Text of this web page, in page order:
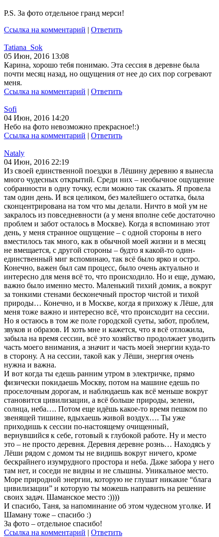
P.S. За фото отдельное гранд мерси!
Ссылка на комментарий | Ответить
Tatiana_Sok
05 Июн, 2016 13:08
Карина, хорошо тебя понимаю. Эта сессия в деревне была
почти месяц назад, но ощущения от нее до сих пор согревают
меня.
Ссылка на комментарий | Ответить
Sofi
04 Июн, 2016 14:20
Небо на фото невозможно прекрасное!:)
Ссылка на комментарий | Ответить
Nataly
04 Июн, 2016 22:19
Из своей единственной поездки в Лёшину деревню я вынесла
много чудесных открытий. Среди них – необычное ощущение
собранности в одну точку, если можно так сказать. Я провела
там один день. И вся целиком, без малейшего остатка, была
сконцентрирована на том что мы делали. Ничто в мой ум не
закралось из повседневности (а у меня вполне себе достаточно
проблем и забот осталось в Москве). Когда я вспоминаю этот
день, у меня странное ощущение – с одной стороны в него
вместилось так много, как в обычной моей жизни и в месяц
не вмещается, с другой стороны – будто я какой-то один-
единственный миг вспоминаю, так всё было ярко и остро.
Конечно, важен был сам процесс, было очень актуально и
интересно для меня всё то, что происходило. Но и еще, думаю,
важно было именно место. Маленький тихий домик, а вокруг
за тонкими стенами бесконечный простор чистой и тихой
природы… Конечно, и в Москве, когда я прихожу к Лёше, для
меня тоже важно и интересно всё, что происходит на сессии.
Но я остаюсь в том же поле городской суеты, забот, проблем,
звуков и образов. И хоть мне и кажется, что я всё отложила,
забыла на время сессии, всё это хозяйство продолжает уводить
часть моего внимания, а значит и часть моей энергии куда-то
в сторону. А на сессии, такой как у Лёши, энергия очень
нужна и важна.
И вот когда ты едешь ранним утром в электричке, прямо
физически покидаешь Москву, потом на машине едешь по
проселочным дорогам, и наблюдаешь как всё меньше вокруг
становится цивилизации, а всё больше природы, зелени,
солнца, неба…. Потом еще идёшь какое-то время пешком по
звенящей тишине, вдыхаешь живой воздух…. Ты уже
приходишь к сессии по-настоящему очищенный,
вернувшийся к себе, готовый к глубокой работе. Ну и место
это – не просто деревня. Деревня деревне рознь… Находясь у
Лёши рядом с домом ты не видишь вокруг ничего, кроме
бескрайнего изумрудного простора и неба. Даже забора у него
там нет, и соседи не видны и не слышны. Уникальное место.
Море природной энергии, которую не глушат никакие “блага
цивилизации” и которую ты можешь направить на решение
своих задач. Шаманское место :))))
И спасибо, Таня, за напоминание об этом чудесном уголке. И
Шаману тоже – спасибо :)
За фото – отдельное спасибо!
Ссылка на комментарий | Ответить